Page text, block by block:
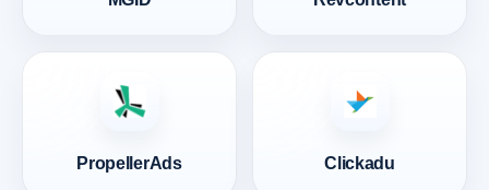
PropellerAds Clickadu